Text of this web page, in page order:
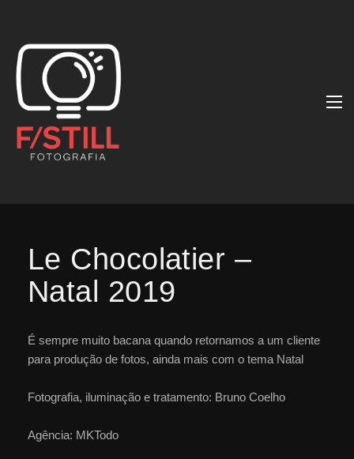
Le Chocolatier –
Natal 2019
É sempre muito bacana quando retornamos a um cliente
para produção de fotos, ainda mais com o tema Natal
Fotografia, iluminação e tratamento: Bruno Coelho
Agência: MKTodo